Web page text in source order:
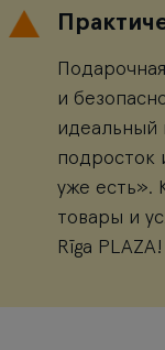
и
идеальный
подросток
уже есть».
товары и
Rīga PLAZA!